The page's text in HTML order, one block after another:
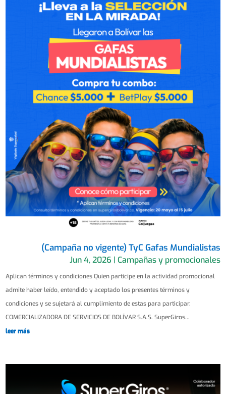
(Campaña no vigente) TyC Gafas Mundialistas
Jun 4, 2026 | Campañas y promocionales
Aplican términos y condiciones Quien participe en la actividad promocional
admite haber leído, entendido y aceptado los presentes términos y
condiciones y se sujetará al cumplimiento de estas para participar.
COMERCIALIZADORA DE SERVICIOS DE BOLÍVAR S.A.S. SuperGiros...
leer más